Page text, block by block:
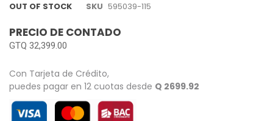
OUT OF STOCK SKU 595039-115
PRECIO DE CONTADO
GTQ 32,399.00
Con Tarjeta de Crédito,
puedes pagar en 12 cuotas desde Q 2699.92
the
gallery